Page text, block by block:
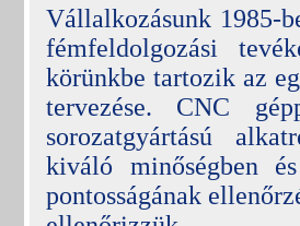
Vállalkozásunk 1985-
fémfeldolgozási
körünkbe tartozik az
tervezése. CNC
sorozatgyártású
kiváló minőségben
pontosságának